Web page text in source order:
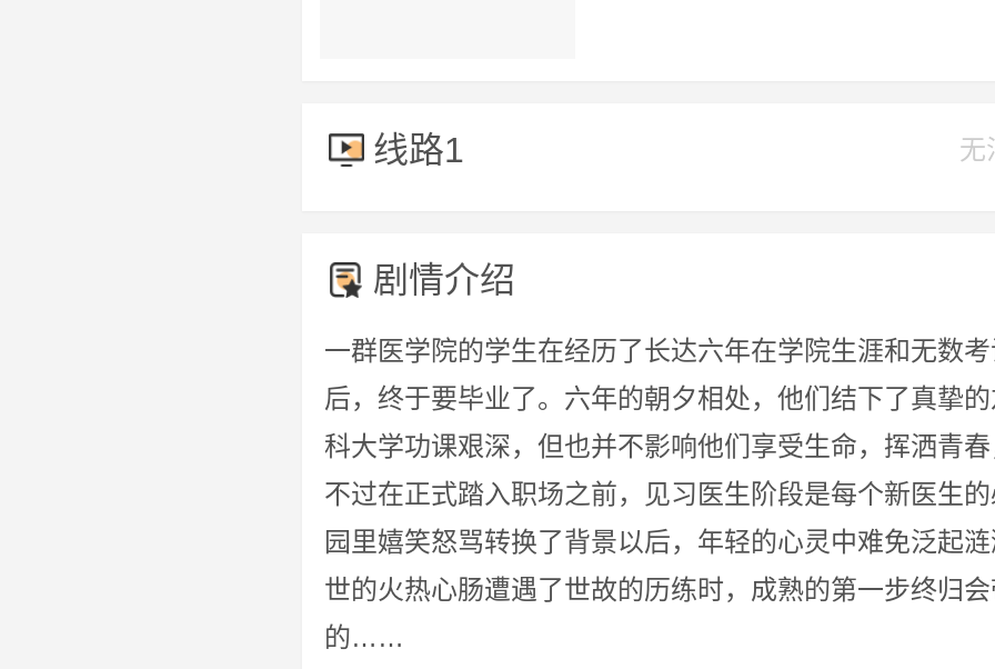
线路1 无
剧情介绍
一群医学院的学生在经历了长达六年在学院生涯和无数
后，终于要毕业了。六年的朝夕相处，他们结下了真挚
科大学功课艰深，但也并不影响他们享受生命，挥洒青春
不过在正式踏入职场之前，见习医生阶段是每个新医生
园里嬉笑怒骂转换了背景以后，年轻的心灵中难免泛起
世的火热心肠遭遇了世故的历练时，成熟的第一步终归
的……